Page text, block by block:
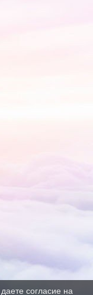
согласие на